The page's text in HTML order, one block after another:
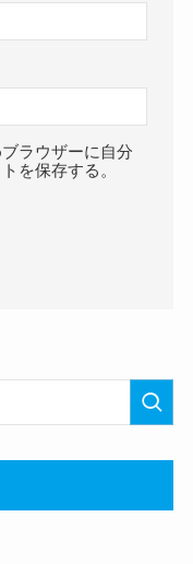
ラウザーに自分
を保存する。